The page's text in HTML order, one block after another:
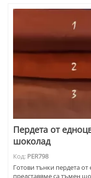
Пердета от
шоколад
Код: PER798
Готови тънки пердета
представяме са тъмен